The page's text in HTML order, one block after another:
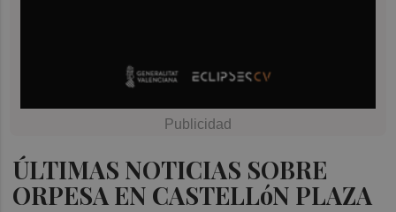
ÚLTIMAS NOTICIAS SOBRE
ORPESA EN CASTELLóN PLAZA